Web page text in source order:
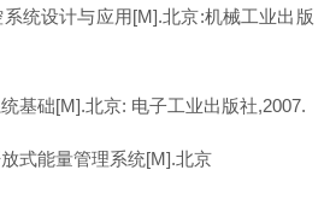
统设计与应用[M].北京:机械工业出版
基础[M].北京: 电子工业出版社,2007.
式能量管理系统[M].北京